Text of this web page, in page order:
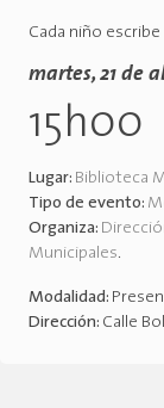
Cada niño
martes, 21 de
15h00
Lugar: Biblioteca
Tipo de evento:
Organiza:
Municipales.
Modalidad:
Dirección: Calle